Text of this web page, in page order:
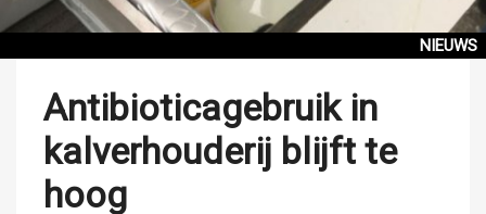
NIEUWS
Antibioticagebruik in
kalverhouderij blijft te
hoog